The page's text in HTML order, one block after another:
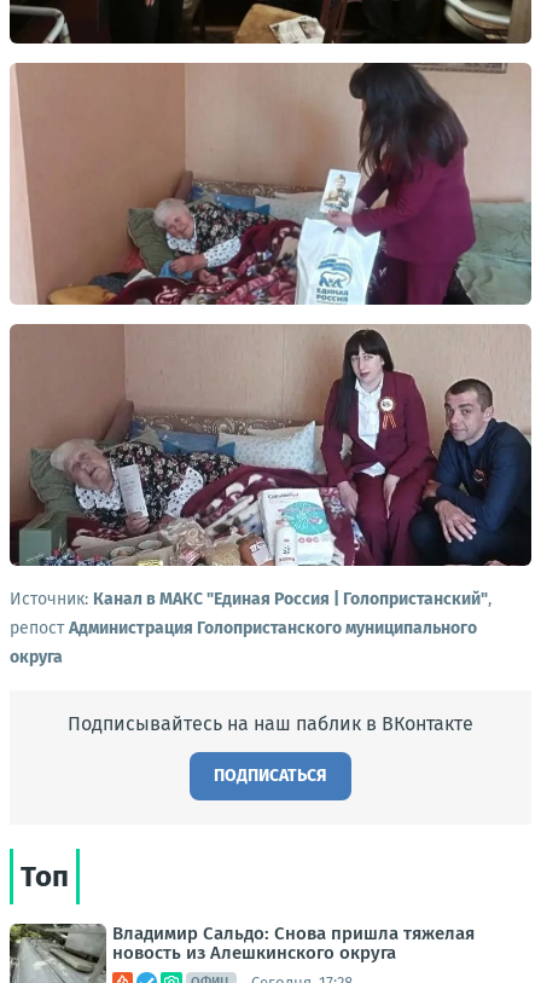
Источник: Канал в МАКС "Единая Россия | Голопристанский",
репостАдминистрация Голопристанского муниципального
округа
Подписывайтесь на наш паблик в ВКонтакте
ПОДПИСАТЬСЯ
Топ
Владимир Сальдо: Снова пришла тяжелая
новость из Алешкинского округа